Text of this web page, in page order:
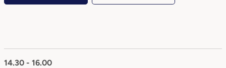
14.30 - 16.00